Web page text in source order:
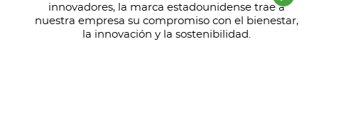
innovadores, la marca estadounidense trae a
nuestra empresa su compromiso con el bienestar,
la innovación y la sostenibilidad.